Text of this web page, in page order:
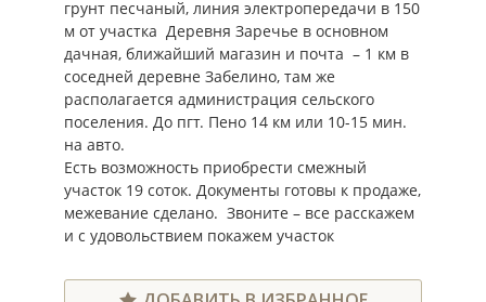
грунт песчаный, линия электропередачи в 150
м от участка Деревня Заречье в основном
дачная, ближайший магазин и почта – 1 км в
соседней деревне Забелино, там же
располагается администрация сельского
поселения. До пгт. Пено 14 км или 10-15 мин.
на авто.
Есть возможность приобрести смежный
участок 19 соток. Документы готовы к продаже,
межевание сделано. Звоните – все расскажем
и с удовольствием покажем участок